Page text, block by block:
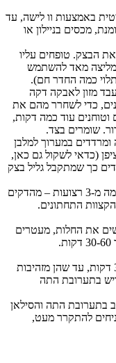
באמצעות וו לישה, עד
מכסים בניילון או
הבצק. טופחים עליו
שווים (ממליצה מאד להשתמש
מזון לאבקה דקה
כדי לשחרר מהם את
אבקת סוכר ו-2 כפות מים וטוחנים עוד כמה דקות,
שומרים בצד.
ומרדדים במערוך למלבן
6 מתערובת המרציפן (כדאי לשקול גם כאן,
כך שמתקבל גליל בצק
+ קולעים מהגלילים שתי חלות כמו שקולעים צמה מ-3 רצועות – מהדקים
התחתונים.
את החלות, מעטרים
+ מכניסים את החלות לתנור החם ואופים כ-30 דקות, עד שהן מזהיבות
ולהבריש בתערובת התה
בתערובת התה והסילאן
להתקרר מעט,